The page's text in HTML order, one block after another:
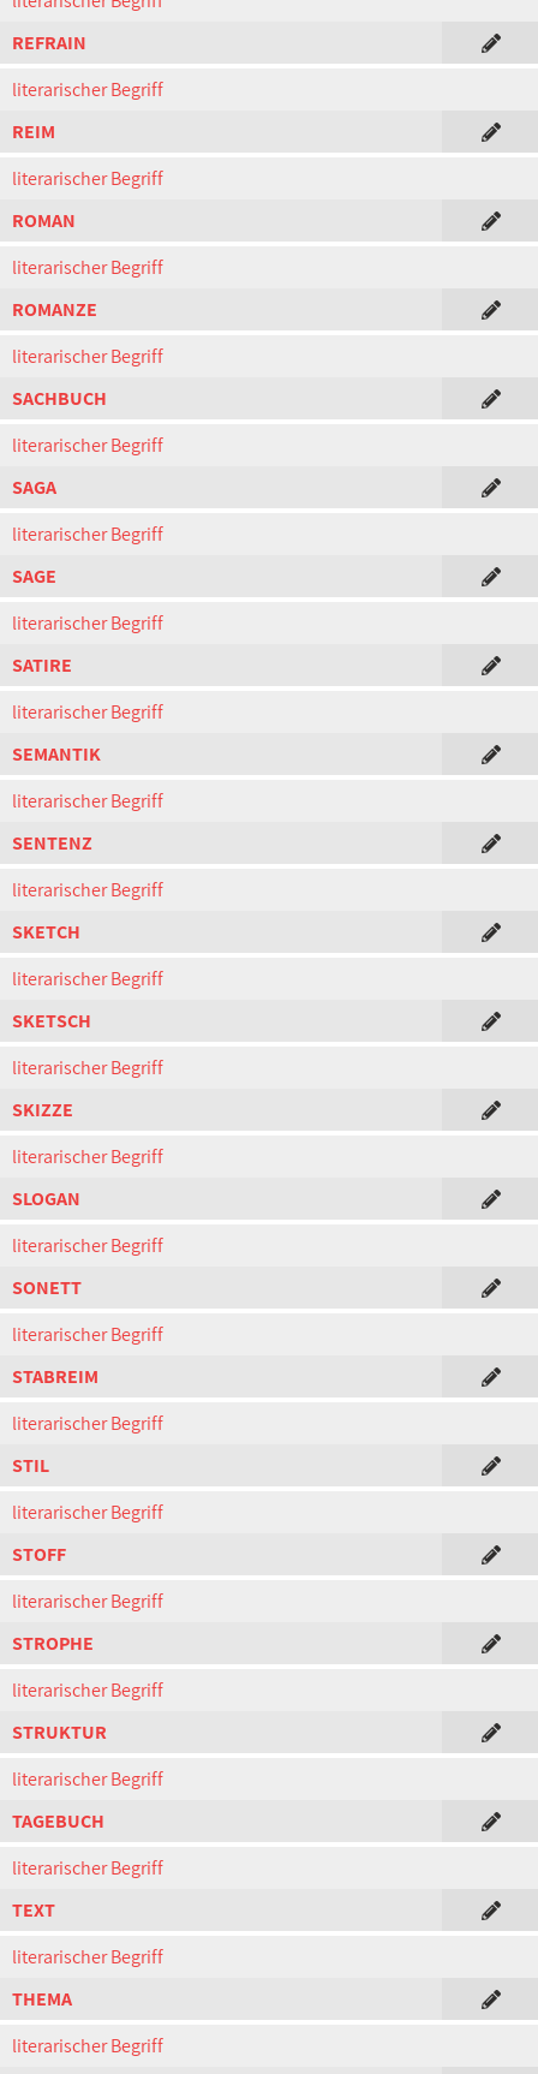
REFRAIN
literarischer Begriff
REIM
literarischer Begriff
ROMAN
literarischer Begriff
ROMANZE
literarischer Begriff
SACHBUCH
literarischer Begriff
SAGA
literarischer Begriff
SAGE
literarischer Begriff
SATIRE
literarischer Begriff
SEMANTIK
literarischer Begriff
SENTENZ
literarischer Begriff
SKETCH
literarischer Begriff
SKETSCH
literarischer Begriff
SKIZZE
literarischer Begriff
SLOGAN
literarischer Begriff
SONETT
literarischer Begriff
STABREIM
literarischer Begriff
STIL
literarischer Begriff
STOFF
literarischer Begriff
STROPHE
literarischer Begriff
STRUKTUR
literarischer Begriff
TAGEBUCH
literarischer Begriff
TEXT
literarischer Begriff
THEMA
literarischer Begriff